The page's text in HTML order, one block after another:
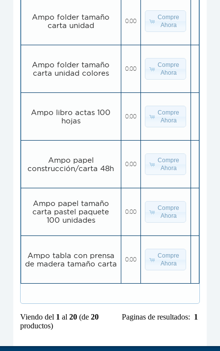
Ampo folder tamaño
carta unidad
0.00
Compre
Ahora
Ampo folder tamaño
carta unidad colores
0.00
Compre
Ahora
Ampo libro actas 100
hojas
0.00
Compre
Ahora
Ampo papel
construcción/carta 48h
0.00
Compre
Ahora
Ampo papel tamaño
carta pastel paquete
100 unidades
0.00
Compre
Ahora
Ampo tabla con prensa
de madera tamaño carta
0.00
Compre
Ahora
Paginas de resultados: 1
Viendo del 1 al 20(de 20
productos)